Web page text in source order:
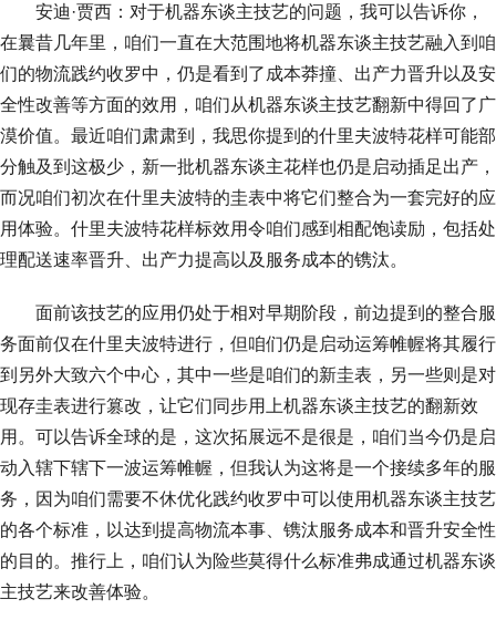
安迪·贾西：对于机器东谈主技艺的问题，我可以告诉你，
在曩昔几年里，咱们一直在大范围地将机器东谈主技艺融入到咱
们的物流践约收罗中，仍是看到了成本莽撞、出产力晋升以及安
全性改善等方面的效用，咱们从机器东谈主技艺翻新中得回了广
漠价值。最近咱们肃肃到，我思你提到的什里夫波特花样可能部
分触及到这极少，新一批机器东谈主花样也仍是启动插足出产，
而况咱们初次在什里夫波特的圭表中将它们整合为一套完好的应
用体验。什里夫波特花样标效用令咱们感到相配饱读励，包括处
理配送速率晋升、出产力提高以及服务成本的镌汰。
面前该技艺的应用仍处于相对早期阶段，前边提到的整合服
务面前仅在什里夫波特进行，但咱们仍是启动运筹帷幄将其履行
到另外大致六个中心，其中一些是咱们的新圭表，另一些则是对
现存圭表进行篡改，让它们同步用上机器东谈主技艺的翻新效
用。可以告诉全球的是，这次拓展远不是很是，咱们当今仍是启
动入辖下辖下一波运筹帷幄，但我认为这将是一个接续多年的服
务，因为咱们需要不休优化践约收罗中可以使用机器东谈主技艺
的各个标准，以达到提高物流本事、镌汰服务成本和晋升安全性
的目的。推行上，咱们认为险些莫得什么标准弗成通过机器东谈
主技艺来改善体验。